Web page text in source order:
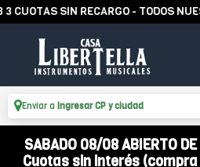
SIN RECARGO - TODOS
Enviar a Ingresar CP y ciudad
SABADO 08/08 ABIERTO
Cuotas sin interés